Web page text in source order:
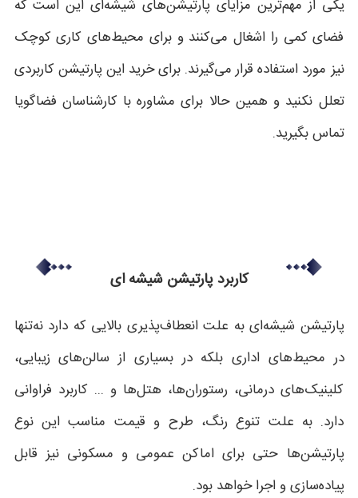
یکی از مهم‌ترین مزایای پارتیشن‌های شیشه‌ای این است که
فضای کمی را اشغال می‌کنند و برای محیط‌های کاری کوچک
نیز مورد استفاده قرار می‌گیرند. برای خرید این پارتیشن کاربردی
تعلل نکنید و همین حالا برای مشاوره با کارشناسان فضاگویا
تماس بگیرید.
کاربرد پارتیشن شیشه ای
پارتیشن شیشه‌ای به علت انعطاف‌پذیری بالایی که دارد نه‌تنها
در محیط‌های اداری بلکه در بسیاری از سالن‌های زیبایی،
کلینیک‌های درمانی، رستوران‌ها، هتل‌ها و ... کاربرد فراوانی
دارد. به علت تنوع رنگ، طرح و قیمت مناسب این نوع
پارتیشن‌ها حتی برای اماکن عمومی و مسکونی نیز قابل
پیاده‌سازی و اجرا خواهد بود.